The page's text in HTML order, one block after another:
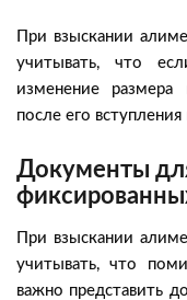
При взыскании
учитывать, что
изменение размера
после его
Документы
При взыскании
учитывать, что
важно представить